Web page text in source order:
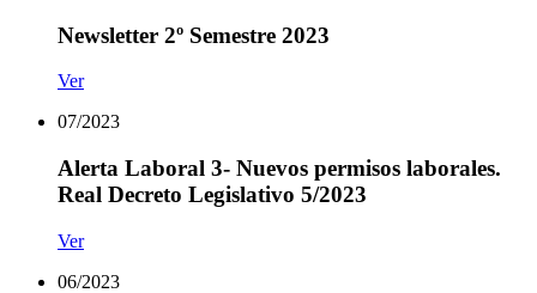
Newsletter 2º Semestre 2023
Ver
07/2023
Alerta Laboral 3- Nuevos permisos laborales.
Real Decreto Legislativo 5/2023
Ver
06/2023